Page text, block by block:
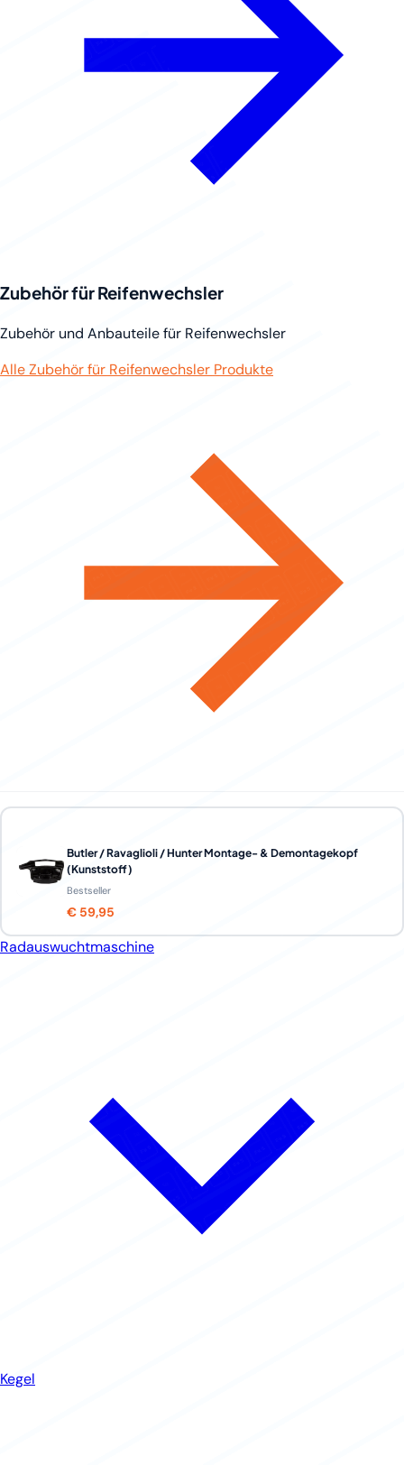
Zubehör für Reifenwechsler
Zubehör und Anbauteile für Reifenwechsler
Alle Zubehör für Reifenwechsler Produkte
Butler / Ravaglioli / Hunter Montage- & Demontagekopf
(Kunststoff)
Bestseller
€ 59,95
Radauswuchtmaschine
Kegel